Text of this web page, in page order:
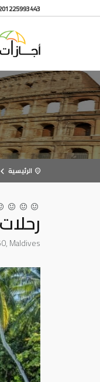
الرئيسية
رحلات
Maldives